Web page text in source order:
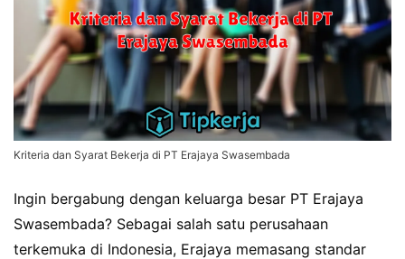
Kriteria dan Syarat Bekerja di PT Erajaya Swasembada
Ingin bergabung dengan keluarga besar PT Erajaya
Swasembada? Sebagai salah satu perusahaan
terkemuka di Indonesia, Erajaya memasang standar